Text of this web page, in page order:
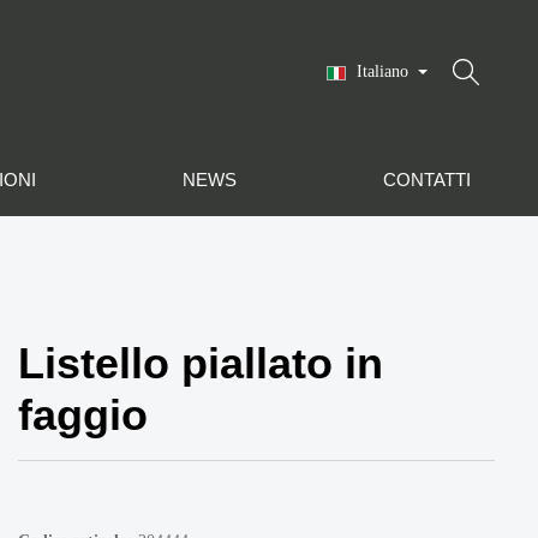
Italiano
NEWS CONTATTI
Listello piallato in
faggio